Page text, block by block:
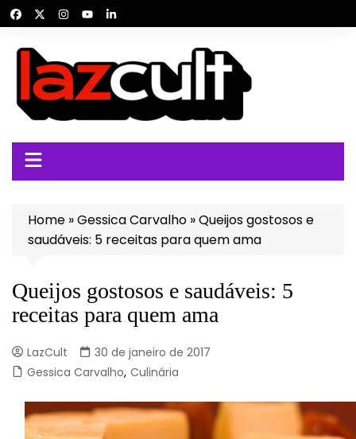
para
conteúdo
Home »Gessica Carvalho »Queijos gostosos e
saudáveis: 5 receitas para quem ama
Queijos gostosos e saudáveis: 5
receitas para quem ama
LazCult
30 de janeiro de 2017
Gessica Carvalho, Culinária